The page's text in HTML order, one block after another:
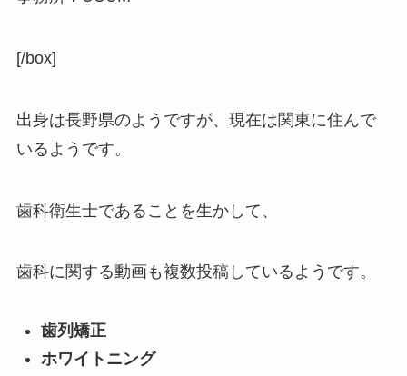
[/box]
出身は長野県のようですが、現在は関東に住んで
いるようです。
歯科衛生士であることを生かして、
歯科に関する動画も複数投稿しているようです。
歯列矯正
ホワイトニング